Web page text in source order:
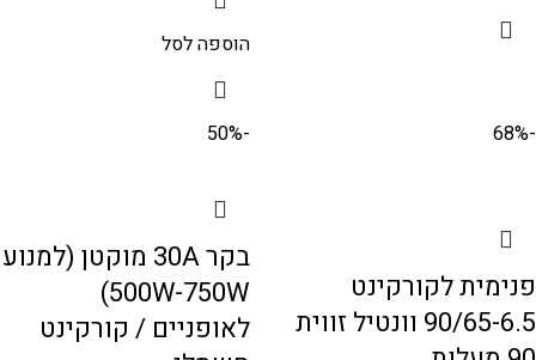
הוספה לסל
-68%
פנימית לקורקינט
90/65-6.5 וונטיל זווית
-50%
בקר 30A מוקטן (למנוע
500W-750W)
לאופניים / קורקינט